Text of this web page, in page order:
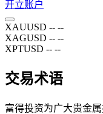
开立账户
XAUUSD -- --
XAGUSD -- --
XPTUSD -- --
交易术语
富得投资为广大贵金